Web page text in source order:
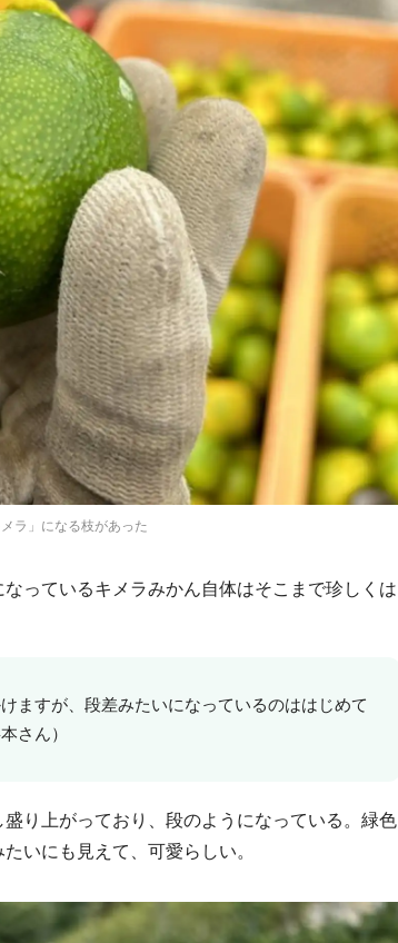
ラ」になる枝があった
っているキメラみかん自体はそこまで珍しくは
ますが、段差みたいになっているのははじめて
さん）
り上がっており、段のようになっている。緑色
いにも見えて、可愛らしい。